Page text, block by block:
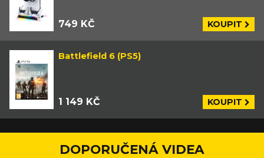
749 KČ KOUPIT
Battlefield 6 (PS5)
1 149 KČ KOUPIT
DOPORUČENÁ VIDEA